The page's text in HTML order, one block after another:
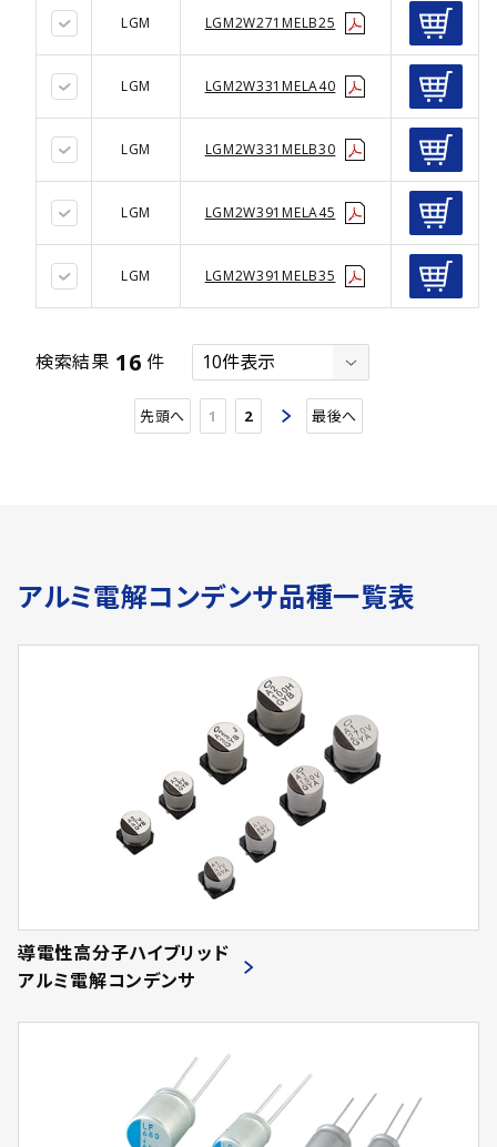
LGM LGM2W271MELB25
LGM LGM2W331MELA40
LGM LGM2W331MELB30
LGM LGM2W391MELA45
LGM LGM2W391MELB35
検索結果 16 件
先頭へ 1 2 最後へ
アルミ電解コンデンサ品種一覧表
導電性高分子ハイブリッド
アルミ電解コンデンサ